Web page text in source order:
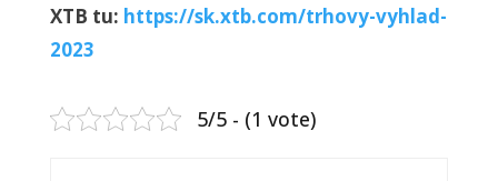
XTB tu: https://sk.xtb.com/trhovy-vyhlad-
2023
5/5 - (1 vote)